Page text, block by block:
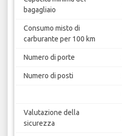
bagagliaio
Consumo misto di
carburante per 100 km
Numero di porte
Numero di posti
Valutazione della
sicurezza